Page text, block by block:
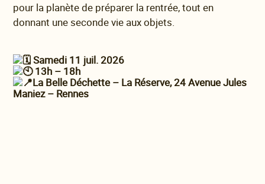
pour la planète de préparer la rentrée, tout en
donnant une seconde vie aux objets.
Samedi 11 juil. 2026
13h – 18h
La Belle Déchette – La Réserve,24 Avenue Jules
Maniez – Rennes